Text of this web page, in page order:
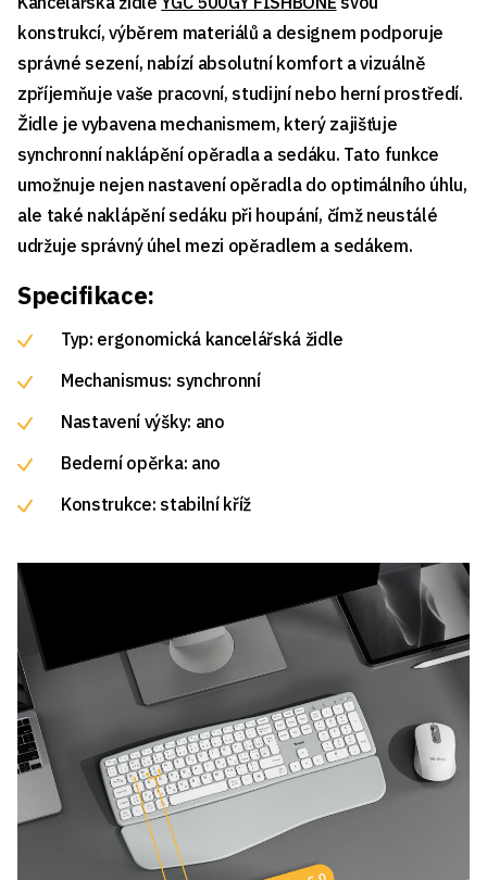
konstrukcí, výběrem materiálů a designem podporuje
správné sezení, nabízí absolutní komfort a vizuálně
zpříjemňuje vaše pracovní, studijní nebo herní prostředí.
Židle je vybavena mechanismem, který zajišťuje
synchronní naklápění opěradla a sedáku. Tato funkce
umožnuje nejen nastavení opěradla do optimálního úhlu,
ale také naklápění sedáku při houpání, čímž neustálé
udržuje správný úhel mezi opěradlem a sedákem.
Specifikace:
Typ: ergonomická kancelářská židle
Mechanismus: synchronní
Nastavení výšky: ano
Bederní opěrka: ano
Konstrukce: stabilní kříž